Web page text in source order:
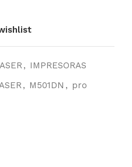
, IMPRESORAS
, M501DN , pro